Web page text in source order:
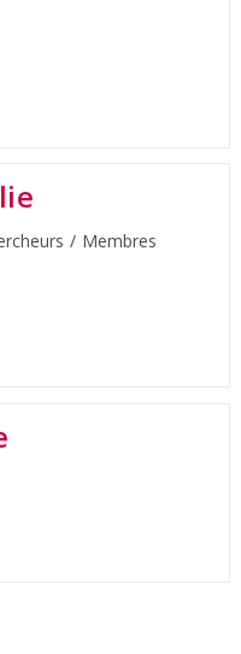
/ Membres